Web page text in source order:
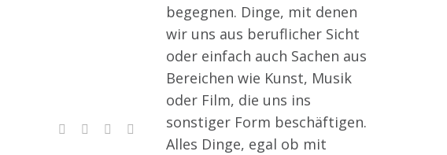
begegnen. Dinge, mit denen
wir uns aus beruflicher Sicht
oder einfach auch Sachen aus
Bereichen wie Kunst, Musik
oder Film, die uns ins
sonstiger Form beschäftigen.
Alles Dinge, egal ob mit